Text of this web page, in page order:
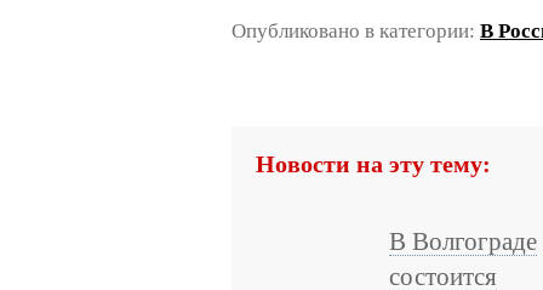
Опубликовано в категории: В
Новости на эту тему:
В Волгограде
состоится